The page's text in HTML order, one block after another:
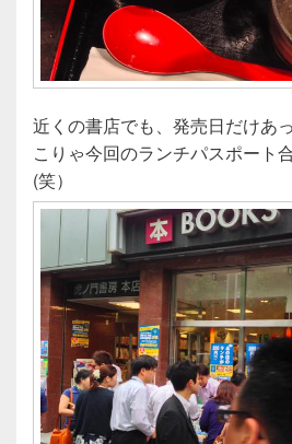
近くの書店でも、発売日だけあ
こりゃ今回のランチパスポート
(笑）